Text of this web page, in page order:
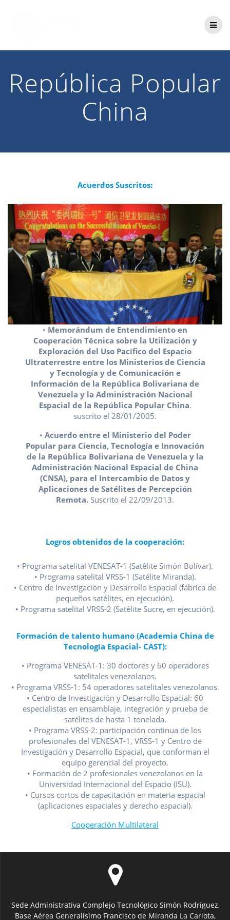
República Popular
China
Acuerdos Suscritos:
• Memorándum de Entendimiento en
Cooperación Técnica sobre la Utilización y
Exploración del Uso Pacífico del Espacio
Ultraterrestre entre los Ministerios de Ciencia
y Tecnología y de Comunicación e
Información de la República Bolivariana de
Venezuela y la Administración Nacional
Espacial de la República Popular China.
suscrito el 28/01/2005.
• Acuerdo entre el Ministerio del Poder
Popular para Ciencia, Tecnología e Innovación
de la República Bolivariana de Venezuela y la
Administración Nacional Espacial de China
(CNSA), para el Intercambio de Datos y
Aplicaciones de Satélites de Percepción
Remota. Suscrito el 22/09/2013.
Logros obtenidos de la cooperación:
• Programa satelital VENESAT-1 (Satélite Simón Bolívar).
• Programa satelital VRSS-1 (Satélite Miranda).
• Centro de Investigación y Desarrollo Espacial (fábrica de
pequeños satélites, en ejecución).
• Programa satelital VRSS-2 (Satélite Sucre, en ejecución).
Formación de talento humano (Academia China de
Tecnología Espacial- CAST):
• Programa VENESAT-1: 30 doctores y 60 operadores
satelitales venezolanos.
• Programa VRSS-1: 54 operadores satelitales venezolanos.
• Centro de Investigación y Desarrollo Espacial: 60
especialistas en ensamblaje, integración y prueba de
satélites de hasta 1 tonelada.
• Programa VRSS-2: participación continua de los
profesionales del VENESAT-1, VRSS-1 y Centro de
Investigación y Desarrollo Espacial, que conforman el
equipo gerencial del proyecto.
• Formación de 2 profesionales venezolanos en la
Universidad Internacional del Espacio (ISU).
• Cursos cortos de capacitación en materia espacial
(aplicaciones espaciales y derecho espacial).
Cooperación Multilateral
Sede Administrativa Complejo Tecnológico Simón Rodríguez,
Base Aérea Generalísimo Francisco de Miranda La Carlota,